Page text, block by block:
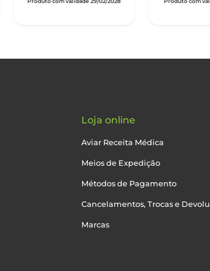
Loja online
Aviar Receita Médica
Meios de Expedição
Métodos de Pagamento
Cancelamentos, Trocas e
Marcas